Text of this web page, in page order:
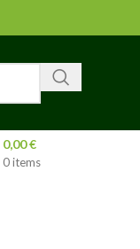
0items
0,00€